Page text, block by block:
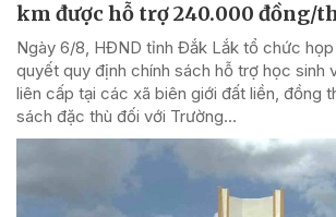
km được hỗ trợ 240.000 đồng/
Ngày 6/8, HĐND tỉnh Đắk Lắk tổ chức
quyết quy định chính sách hỗ trợ học sinh
liên cấp tại các xã biên giới đất liền, đồng
sách đặc thù đối với Trường...